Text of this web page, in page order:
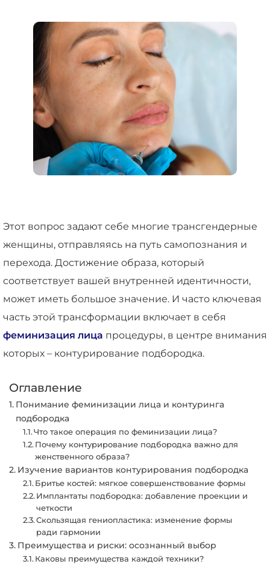
Этот вопрос задают себе многие трансгендерные
женщины, отправляясь на путь самопознания и
перехода. Достижение образа, который
соответствует вашей внутренней идентичности,
может иметь большое значение. И часто ключевая
часть этой трансформации включает в себя
феминизация лица процедуры, в центре внимания
которых – контурирование подбородка.
Оглавление
Понимание феминизации лица и контуринга
подбородка
Что такое операция по феминизации лица?
Почему контурирование подбородка важно для
женственного образа?
Изучение вариантов контурирования подбородка
Бритье костей: мягкое совершенствование формы
Имплантаты подбородка: добавление проекции и
четкости
Скользящая гениопластика: изменение формы
ради гармонии
Преимущества и риски: осознанный выбор
Каковы преимущества каждой техники?